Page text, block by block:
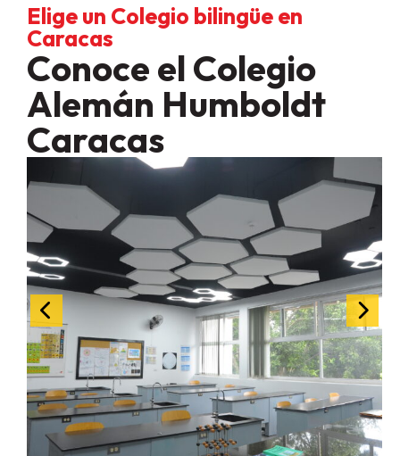
Elige un Colegio bilingüe en
Caracas
Conoce el Colegio
Alemán Humboldt
Caracas